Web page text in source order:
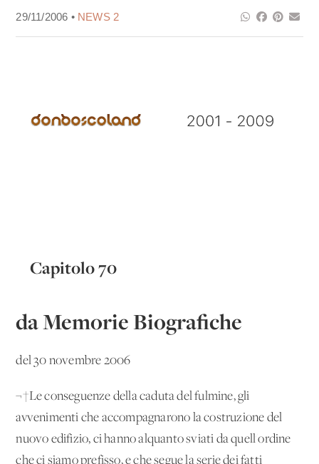
29/11/2006 • NEWS 2
Capitolo 70
da Memorie Biografiche
del 30 novembre 2006
¬†Le conseguenze della caduta del fulmine, gli
avvenimenti che accompagnarono la costruzione del
nuovo edifizio, ci hanno alquanto sviati da quell'ordine
che ci siamo prefisso, e che segue la serie dei fatti